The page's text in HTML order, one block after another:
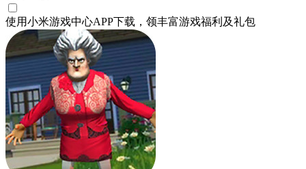
使用小米游戏中心APP下载 ，领丰富游戏福利 及礼包